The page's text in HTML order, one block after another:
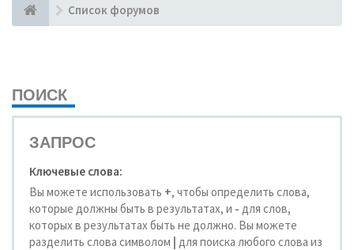
Список форумов
ПОИСК
ЗАПРОС
Ключевые слова:
Вы можете использовать +, чтобы определить слова,
которые должны быть в результатах, и - для слов,
которых в результатах быть не должно. Вы можете
разделить слова символом | для поиска любого слова из